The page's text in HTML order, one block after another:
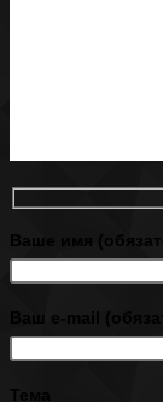
Ваше имя
Ваш e-mail
Тема